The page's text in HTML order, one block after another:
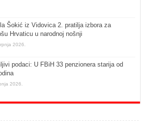
Šokić iz Vidovica 2. pratilja izbora za
Hrvaticu u narodnoj nošnji
2026.
podaci: U FBiH 33 penzionera starija od
2026.